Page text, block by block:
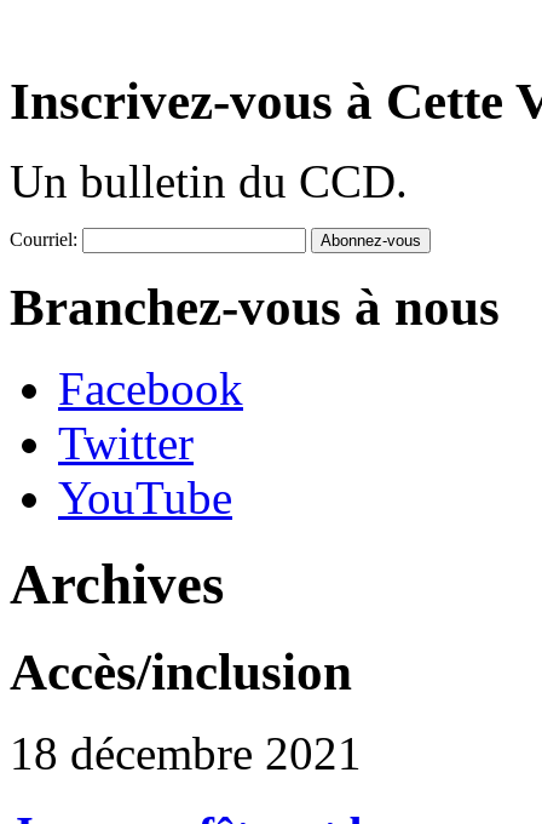
Inscrivez-vous à Cette
Un bulletin du CCD.
Courriel:
Branchez-vous à nous
Facebook
Twitter
YouTube
Archives
Accès/inclusion
18 décembre 2021